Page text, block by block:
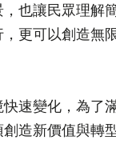
也讓民眾理解
更可以創造無
速變化，為了
造新價值與轉